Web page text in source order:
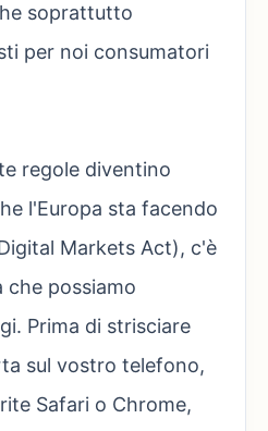
soprattutto
per noi consumatori
regole diventino
l'Europa sta facendo
Markets Act), c'è
che possiamo
Prima di strisciare
sul vostro telefono,
Safari o Chrome,